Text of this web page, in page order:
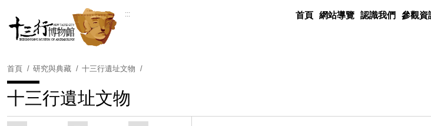
::: 首頁 網站導覽 認識我們 參觀資
Powered by
首頁 研究與典藏 十三行遺址文物
十三行遺址文物